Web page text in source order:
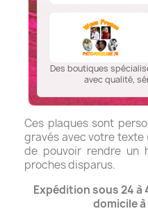
Des boutiques
avec qualité,
Ces plaques sont
gravés avec votre
de pouvoir rendre un
proches disparus.
Expédition sous 24 à
domicile à